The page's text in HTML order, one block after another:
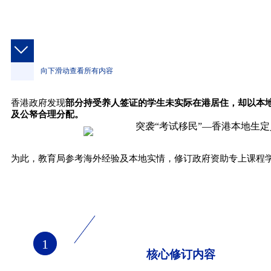
向下滑动查看所有内容
香港政府发现部分持受养人签证的学生未实际在港居住，却以
及公帑合理分配。
为此，教育局参考海外经验及本地实情，修订政府资助专上课程
1
核心修订内容